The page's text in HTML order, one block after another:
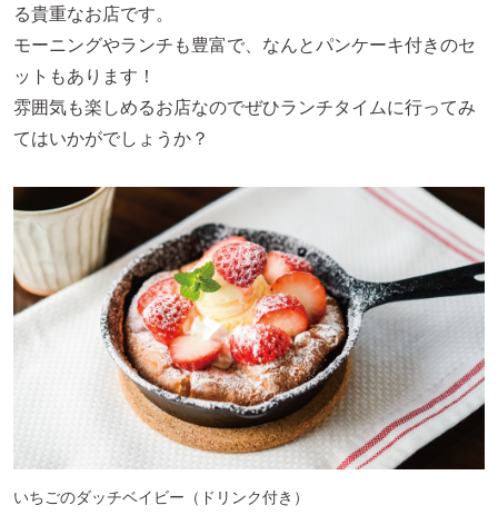
る貴重なお店です。
モーニングやランチも豊富で、なんとパンケーキ付きのセ
ットもあります！
雰囲気も楽しめるお店なのでぜひランチタイムに行ってみ
てはいかがでしょうか？
いちごのダッチベイビー（ドリンク付き）